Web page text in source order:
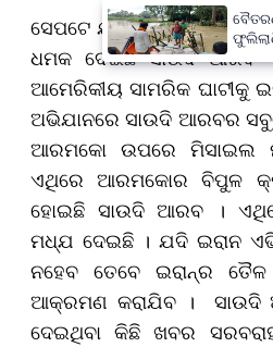
ସେପଟେ ଯୁଦ୍ଧ ଏବେ ଆଉ ଏକ
ଧମକ ଦେଇଛି ସାଉଦି ଆରବ
ଆମେରିକୀୟ ସାମରିକ ଘାଟୀକୁ
ଅଭିଯାନରେ ସାଉଦି ଆରବର
ଆରମକୋ ଉପରେ ମିସାଇଲ
ଏଥିରେ ଆରମକୋର ବିପୁଳ
ହୋଇଛି ସାଉଦି ଆରବ ।
ମଧ୍ଯ ଦେଇଛି । ଯଦି ଇରାନ
ନହେବ ତେବେ ଇରାନ୍‌ର
ଆକ୍ରମଣ କରାଯିବ ।
ଦେଇଥିବା କିଛି ଖବର
ବନ୍ୟା